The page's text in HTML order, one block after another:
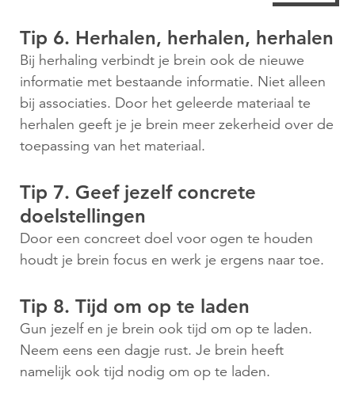
Tip 6. Herhalen, herhalen, herhalen
Bij herhaling verbindt je brein ook de nieuwe
informatie met bestaande informatie. Niet alleen
bij associaties. Door het geleerde materiaal te
herhalen geeft je je brein meer zekerheid over de
toepassing van het materiaal.
Tip 7. Geef jezelf concrete
doelstellingen
Door een concreet doel voor ogen te houden
houdt je brein focus en werk je ergens naar toe.
Tip 8. Tijd om op te laden
Gun jezelf en je brein ook tijd om op te laden.
Neem eens een dagje rust. Je brein heeft
namelijk ook tijd nodig om op te laden.